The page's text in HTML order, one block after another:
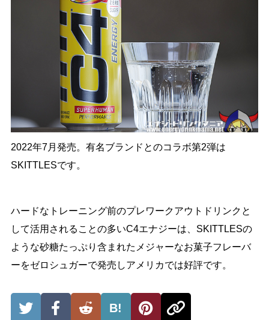
2022年7月発売。有名ブランドとのコラボ第2弾は
SKITTLESです。
ハードなトレーニング前のプレワークアウトドリンクと
して活用されることの多いC4エナジーは、SKITTLESの
ような砂糖たっぷり含まれたメジャーなお菓子フレーバ
ーをゼロシュガーで発売しアメリカでは好評です。
B!